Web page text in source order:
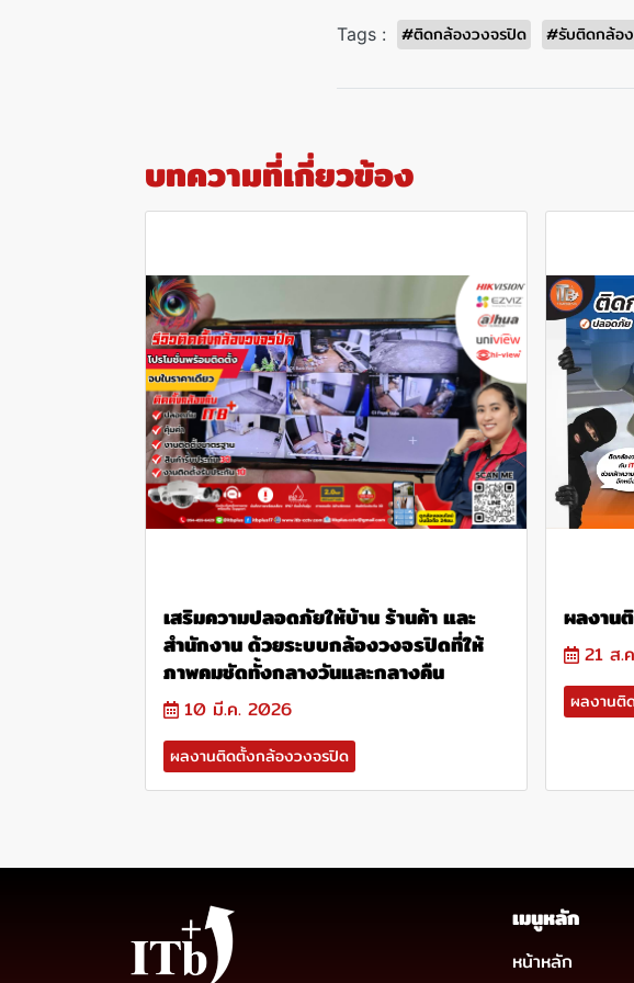
Tags : #ติดกล้องวงจรปิด #รับติดกล้อ
บทความที่เกี่ยวข้อง
เสริมความปลอดภัยให้บ้าน ร้านค้า และ
สำนักงาน ด้วยระบบกล้องวงจรปิดที่ให้
ภาพคมชัดทั้งกลางวันและกลางคืน
10 มี.ค. 2026
ผลงานติดตั้งกล้องวงจรปิด
ผลงาน
21 ส.
ผลงานติ
เมนูหลัก
หน้าหลัก